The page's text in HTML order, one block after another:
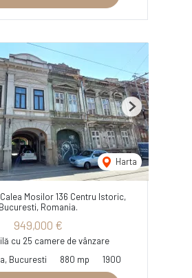
Harta
Next
Mosilor 136 Centru Istoric,
Bucuresti, Romania.
949,000 €
cu 25 camere de vânzare
Bucuresti
880 mp 1900